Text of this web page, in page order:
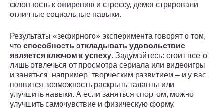
склонность к ожирению и стрессу, демонстрировали
отличные социальные навыки.
Результаты «зефирного» эксперимента говорят о том,
что способность откладывать удовольствие
является ключом к успеху. Задумайтесь: стоит всего
лишь отвлечься от просмотра сериала или видеоигры
и заняться, например, творческим развитием – и у вас
появится возможность раскрыть таланты или
улучшить навыки. А если заняться спортом, можно
улучшить самочувствие и физическую форму.